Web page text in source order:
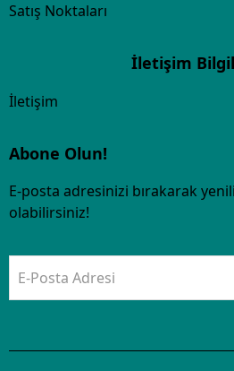
Satış Noktaları
İletişim
İletişim
Abone Olun!
E-posta adresinizi bırakarak
olabilirsiniz!
E-Posta Adresi